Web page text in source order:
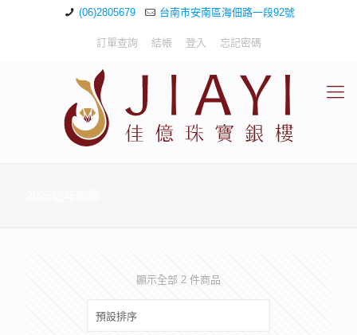
(06)2805679 台南市安南區海佃路一段92號
訂單查詢 結帳 登入 忘記密碼
顯示全部 2 件商品